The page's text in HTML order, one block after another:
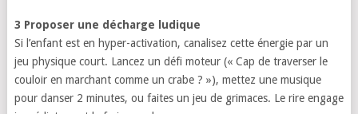
3 Proposer une décharge ludique
Si l’enfant est en hyper-activation, canalisez cette énergie par un
jeu physique court. Lancez un défi moteur (« Cap de traverser le
couloir en marchant comme un crabe ? »), mettez une musique
pour danser 2 minutes, ou faites un jeu de grimaces. Le rire engage